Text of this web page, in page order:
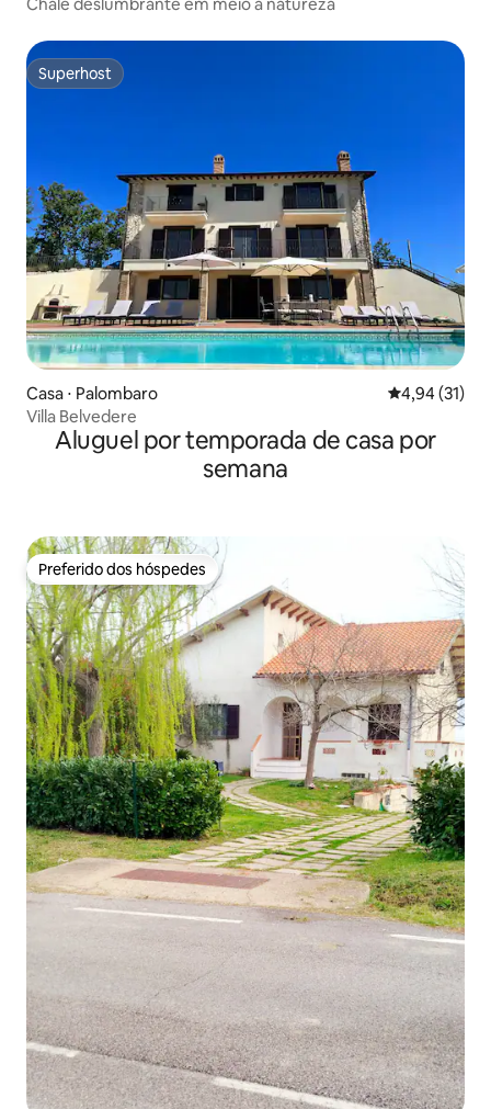
Superhost
Superhost
Casa ⋅ Palombaro 4,94 de uma
4,94 (31)
Villa Belvedere
Aluguel por temporada de casa por
semana
Preferido dos hóspedes
Preferido dos hóspedes